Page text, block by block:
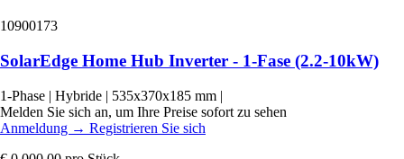
10900173
SolarEdge Home Hub Inverter - 1-Fase (2.2-10kW)
1-Phase | Hybride | 535x370x185 mm |
Melden Sie sich an, um Ihre Preise sofort zu sehen
Anmeldung → Registrieren Sie sich